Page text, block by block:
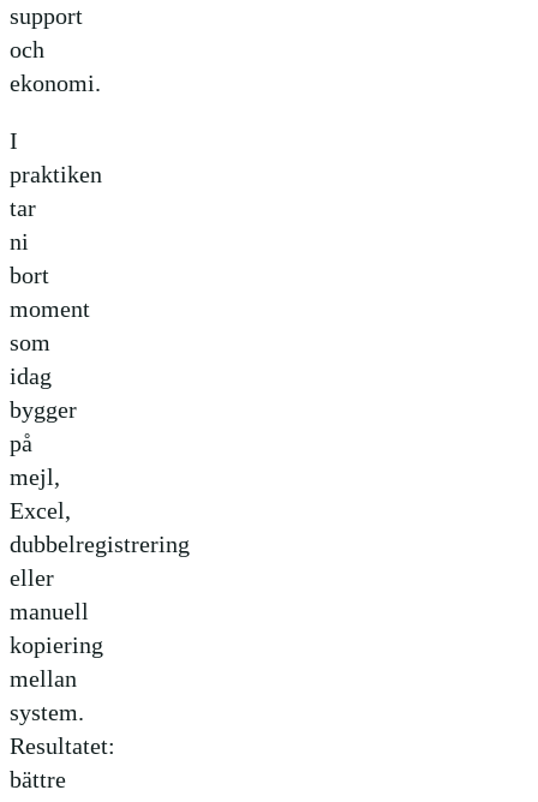
support
och
ekonomi.
I
praktiken
tar
ni
bort
moment
som
idag
bygger
på
mejl,
Excel,
dubbelregistrering
eller
manuell
kopiering
mellan
system.
Resultatet:
bättre